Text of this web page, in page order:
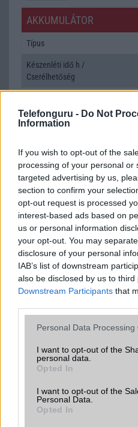
Telefonguru - Do Not
Information
If you wish to opt-out of the
processing of your personal or
targeted advertising by us,
section to confirm your
opt-out request is processed
interest-based ads based on
us or personal information
your opt-out. You may
disclosure of your personal
IAB’s list of downstream
also be disclosed by us to third
Downstream Participants that
Please note that this website/
not limited to your visit or
grant or deny consent to
use your data for below
consent section.
Personal Data Processing
I want to opt-out of the
personal data.
Opted In
I want to opt-out of the
Personal Data.
Opted In
AKKUMULÁTOR
Típus
Készenléti idő h /
Cserélhetőség
Gyorstöltés
Java
Flash/ Ujjlenyomat olvasó
SNS integráció
T9 szótár
Office alkalmazások
Iránytũ
Extrák
EGYÉB
Vibra jelzés
SIM-ek száma